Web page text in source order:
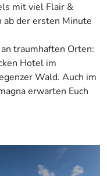
mit viel Flair &
ab der ersten Minute
traumhaften Orten:
Hotel im
Wald. Auch im
erwarten Euch